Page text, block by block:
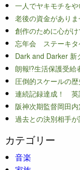
一人でヤキモチをや
老後の資金がありま
創作のために心がけ
忘年会 ステーキタ
Dark and Darker 新
朗報⁉生活保護受給
圧倒的スケールの歴
連続記録達成！ 英
阪神次期監督岡田
過去との決別相手
カテゴリー
音楽